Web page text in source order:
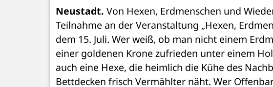
Neustadt. Von Hexen, Erdmenschen und
Teilnahme an der Veranstaltung „Hexen,
dem 15. Juli. Wer weiß, ob man nicht einem
einer goldenen Krone zufrieden unter einem
auch eine Hexe, die heimlich die Kühe des
Bettdecken frisch Vermählter näht. Wer